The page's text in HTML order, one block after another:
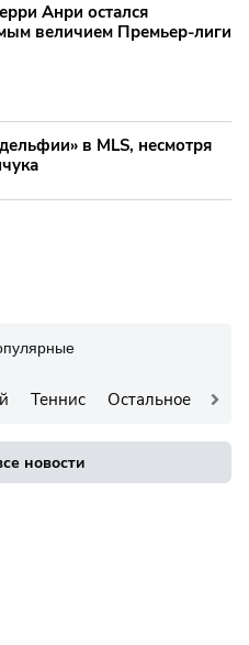
Теннис Остальное
новости
Анри остался
величием Премьер-лиги
в MLS, несмотря